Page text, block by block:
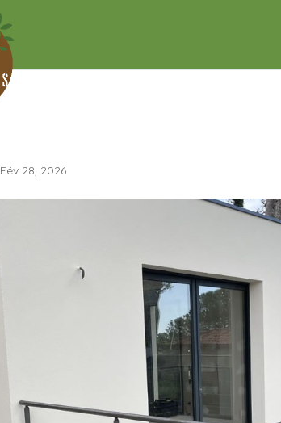
Fév 28, 2026